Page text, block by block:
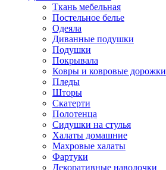
Ткань мебельная
Постельное белье
Одеяла
Диванные подушки
Подушки
Покрывала
Ковры и ковровые дорожки
Пледы
Шторы
Скатерти
Полотенца
Сидушки на стулья
Халаты домашние
Махровые халаты
Фартуки
Декоративные наволочки